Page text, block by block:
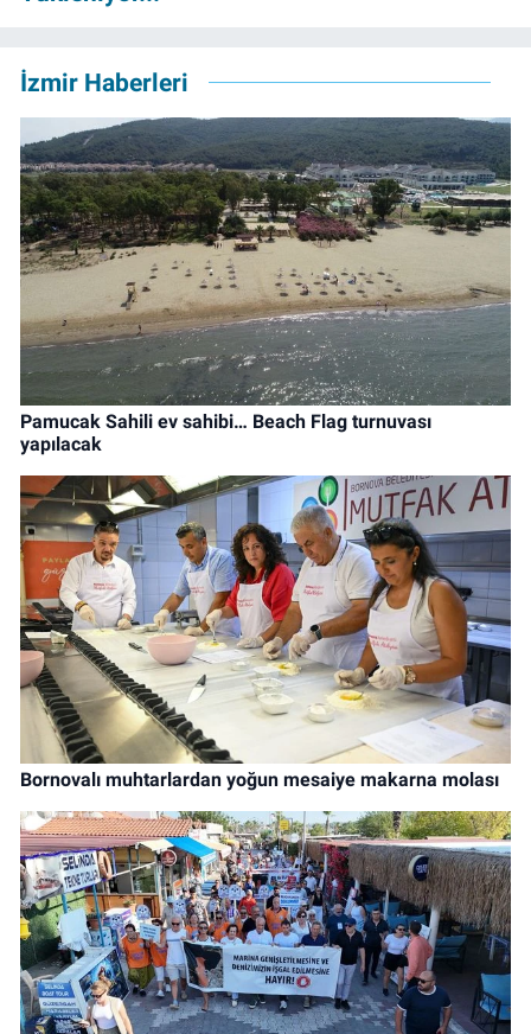
İzmir Haberleri
Pamucak Sahili ev sahibi… Beach Flag turnuvası
yapılacak
Bornovalı muhtarlardan yoğun mesaiye makarna molası